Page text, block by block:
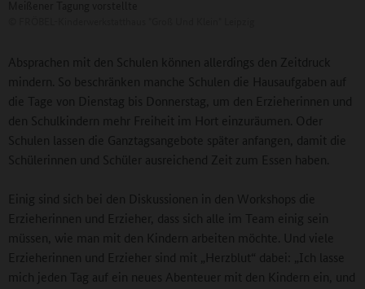
Absprachen mit den Schulen können allerdings den Zeitdruck
mindern. So beschränken manche Schulen die Hausaufgaben auf
die Tage von Dienstag bis Donnerstag, um den Erzieherinnen und
den Schulkindern mehr Freiheit im Hort einzuräumen. Oder
Schulen lassen die Ganztagsangebote später anfangen, damit die
Schülerinnen und Schüler ausreichend Zeit zum Essen haben.
Einig sind sich bei den Diskussionen in den Workshops die
Erzieherinnen und Erzieher, dass sich alle im Team einig sein
müssen, wie man mit den Kindern arbeiten möchte. Und viele
Erzieherinnen und Erzieher sind mit „Herzblut“ dabei: „Ich lasse
mich jeden Tag auf ein neues Abenteuer mit den Kindern ein, und